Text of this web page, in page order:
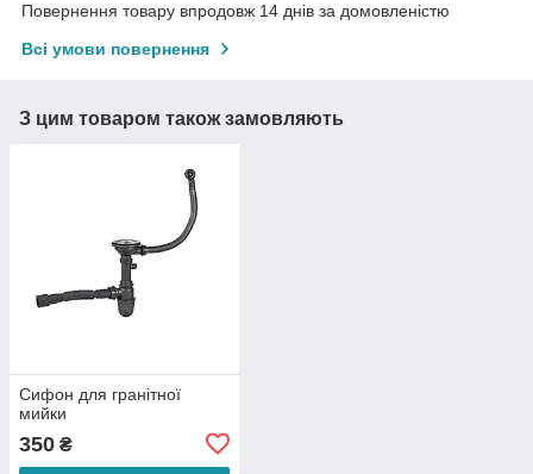
Повернення товару впродовж 14 днів за домовленістю
Всі умови повернення
З цим товаром також замовляють
Сифон для гранітної
мийки
350 ₴